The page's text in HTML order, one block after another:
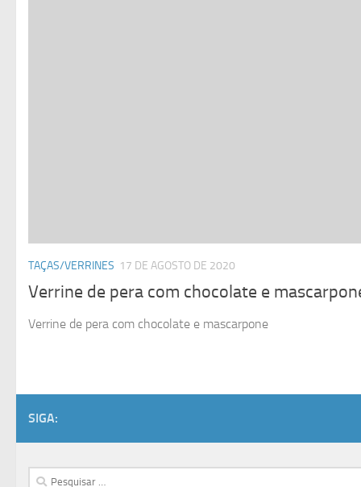
TAÇAS/VERRINES 17 DE AGOSTO DE 2020
Verrine de pera com chocolate e
Verrine de pera com chocolate e mascarpone
SIGA:
Pesquisar